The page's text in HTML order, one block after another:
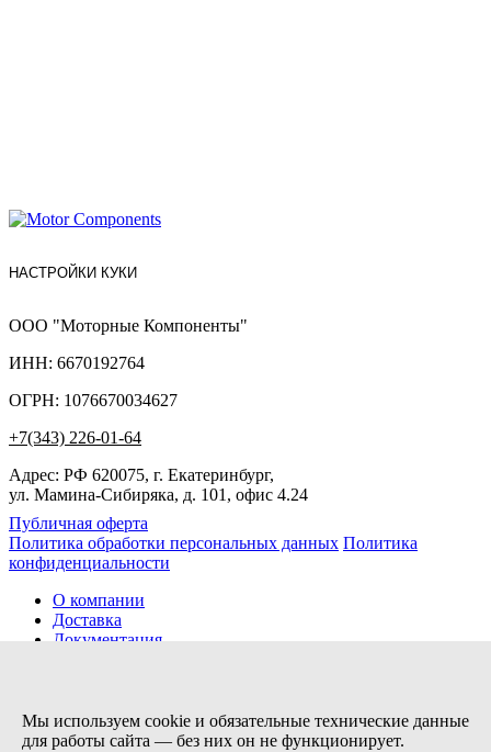
НАСТРОЙКИ КУКИ
ООО "Моторные Компоненты"
ИНН: 6670192764
ОГРН: 1076670034627
+7(343) 226-01-64
Адрес: РФ 620075, г. Екатеринбург,
ул. Мамина-Сибиряка, д. 101, офис 4.24
Публичная оферта
Политика обработки персональных данных Политика
конфиденциальности
О компании
Доставка
Документация
Контакты
Мы используем cookie и обязательные технические данные
для работы сайта — без них он не функционирует.